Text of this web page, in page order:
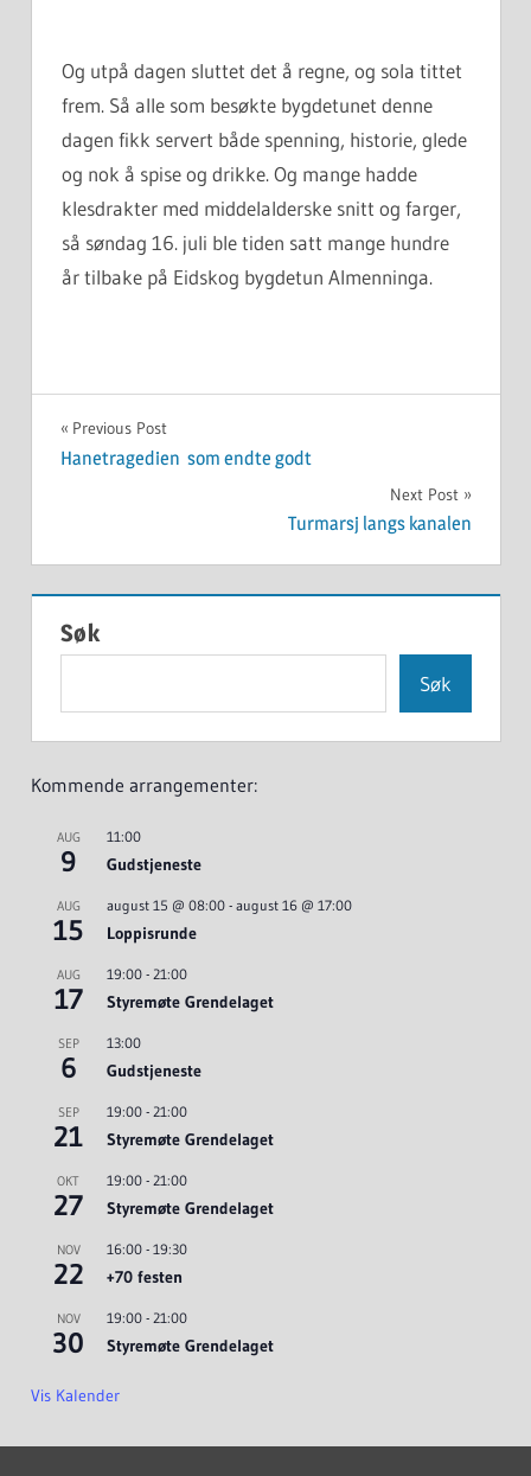
Og utpå dagen sluttet det å regne, og sola tittet
frem. Så alle som besøkte bygdetunet denne
dagen fikk servert både spenning, historie, glede
og nok å spise og drikke. Og mange hadde
klesdrakter med middelalderske snitt og farger,
så søndag 16. juli ble tiden satt mange hundre
år tilbake på Eidskog bygdetun Almenninga.
UKATEGORISERT
Innleggsnavigasjon
Previous Post
Hanetragedien som endte godt
Next Post
Turmarsj langs kanalen
Søk
Søk
Kommende arrangementer:
AUG
9
11:00
Gudstjeneste
AUG
15
august 15 @ 08:00- august 16 @ 17:00
Loppisrunde
AUG
17
19:00- 21:00
Styremøte Grendelaget
SEP
6
13:00
Gudstjeneste
SEP
21
19:00- 21:00
Styremøte Grendelaget
OKT
27
19:00- 21:00
Styremøte Grendelaget
NOV
22
16:00- 19:30
+70 festen
NOV
30
19:00- 21:00
Styremøte Grendelaget
Vis Kalender